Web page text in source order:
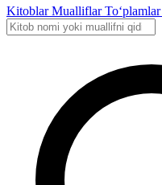
KitoblarMualliflarTo‘plamlar